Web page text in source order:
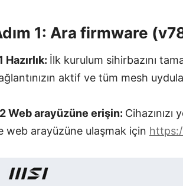
1: Ara firmware
Hazırlık: İlk kurulum sihirbazını
aktif ve tüm mesh
Web arayüzüne erişin:
web arayüzüne ulaşmak için